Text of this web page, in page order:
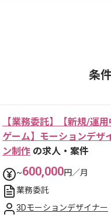
条
【業務委託】【新規/運用
ゲーム】モーションデザ
ン制作 の求人・案件
~600,000円／月
業務委託
3Dモーションデザイナー